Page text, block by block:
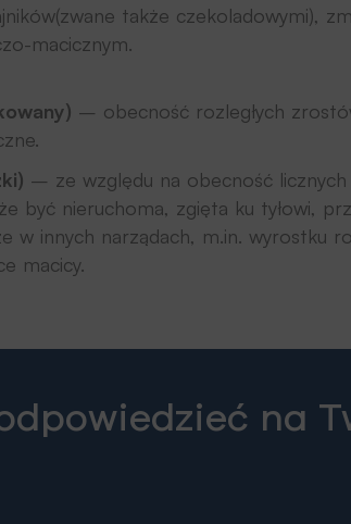
także czekoladowymi),
macicznym.
– obecność rozległych
– ze względu na obecność
być nieruchoma, zgięta ku tyłowi,
w innych narządach, m.in. wyrostku
macicy.
na